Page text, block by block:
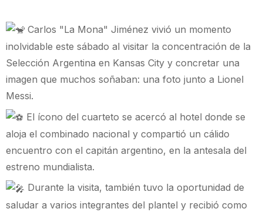
Carlos "La Mona" Jiménez vivió un momento
inolvidable este sábado al visitar la concentración de la
Selección Argentina en Kansas City y concretar una
imagen que muchos soñaban: una foto junto a Lionel
Messi.
El ícono del cuarteto se acercó al hotel donde se
aloja el combinado nacional y compartió un cálido
encuentro con el capitán argentino, en la antesala del
estreno mundialista.
Durante la visita, también tuvo la oportunidad de
saludar a varios integrantes del plantel y recibió como